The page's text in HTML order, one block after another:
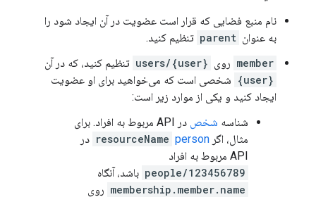
نام منبع فضایی که قرار است عضویت در آن ایجاد شود را
به عنوان parent تنظیم کنید.
member روی users/{user} تنظیم کنید، که در آن
{user}
شخصی است که می‌خواهید برای او عضویت
ایجاد کنید و یکی از موارد زیر است:
شناسه شخص
در API مربوط به افراد. برای
مثال، اگر
resourceName person
در
API مربوط به افراد
people/123456789 باشد، آنگاه
membership.member.name روی